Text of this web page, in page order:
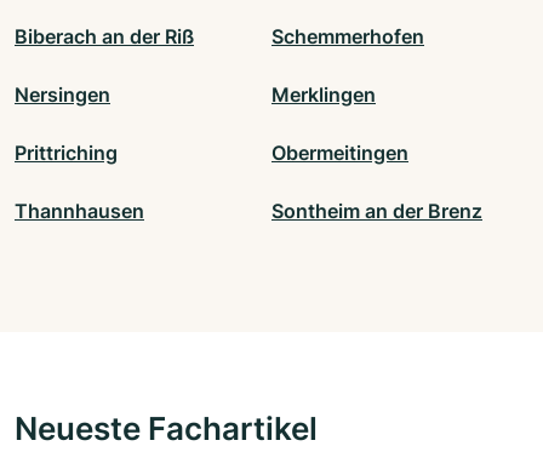
Biberach an der Riß Schemmerhofen
Nersingen Merklingen
Prittriching Obermeitingen
Thannhausen Sontheim an der Brenz
Neueste Fachartikel